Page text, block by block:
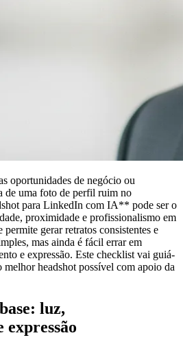
oportunidades de negócio ou
de uma foto de perfil ruim no
para LinkedIn com IA** pode ser o
proximidade e profissionalismo em
gerar retratos consistentes e
mas ainda é fácil errar em
e expressão. Este checklist vai guiá-
melhor headshot possível com apoio da
luz,
expressão